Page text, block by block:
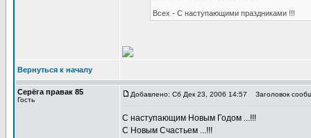
Всех - С наступающими праздниками !!!
Вернуться к началу
Серёга правак 85
Гость
Добавлено: Сб Дек 23, 2006 14:57 Заголовок
С наступающим Новым Годом ...!!!
С Новым Счастьем ...!!!